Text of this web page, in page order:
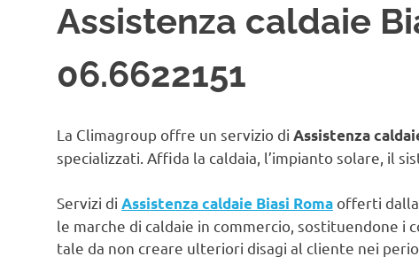
Assistenza caldaie
06.6622151
La Climagroup offre un servizio di Assistenza
specializzati. Affida la caldaia, l’impianto solare, il
Servizi di Assistenza caldaie Biasi Roma offerti dalla
le marche di caldaie in commercio, sostituendone
tale da non creare ulteriori disagi al cliente nei